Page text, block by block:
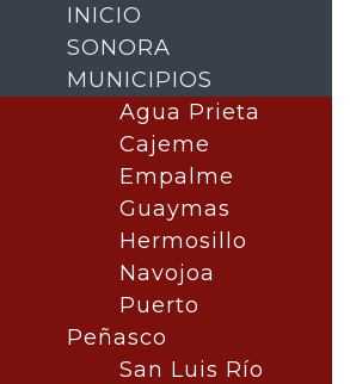
INICIO
SONORA
MUNICIPIOS
Agua Prieta
Cajeme
Empalme
Guaymas
Hermosillo
Navojoa
Puerto
Peñasco
San Luis Río